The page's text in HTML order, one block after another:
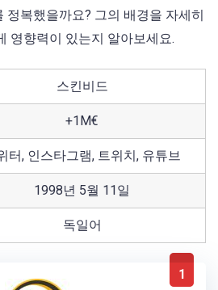
정복했을까요? 그의 배경을 자세히
영향력이 있는지 알아보세요.
스킨비드
+1M€
터, 인스타그램, 트위치, 유튜브
1998년 5월 11일
독일어
1